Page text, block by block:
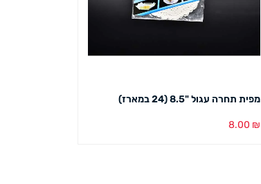
מפית תחרה עגול "8.5 (24 במארז)
8.00 ₪